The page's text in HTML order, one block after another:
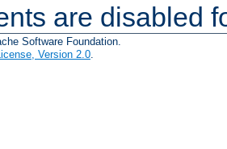
are disabled
Software Foundation.
Version 2.0.